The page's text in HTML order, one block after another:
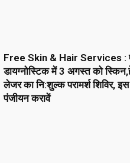
Free Skin & Hair Services :
डायग्नोस्टिक में 3 अगस्त को
लेजर का नि:शुल्क परामर्श शिविर,
पंजीयन करावें